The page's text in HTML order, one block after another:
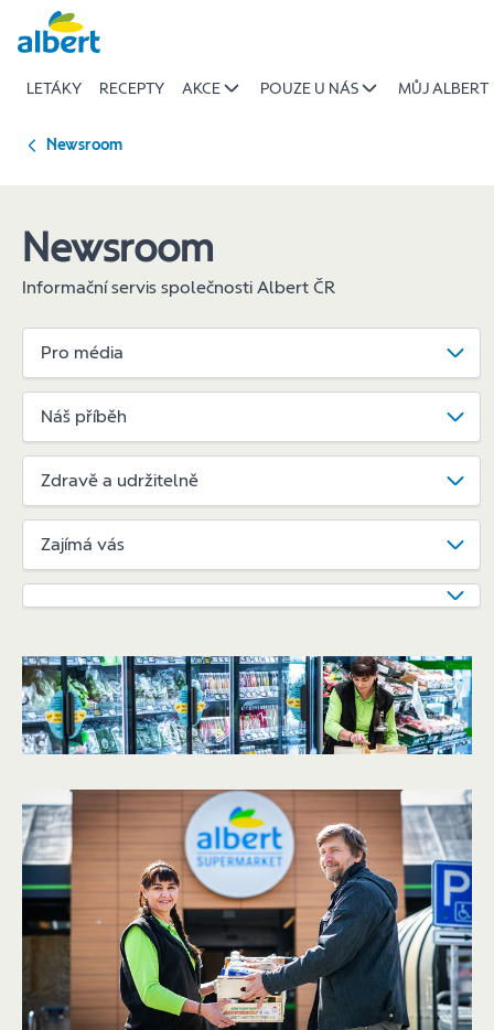
Přeskočit
Podpora
komunit
LETÁKY RECEPTY AKCE POUZE U NÁS MŮJ ALBERT
Newsroom
Newsroom
Informační servis společnosti Albert ČR
Pro média
Náš příběh
Zdravě a udržitelně
Zajímá vás